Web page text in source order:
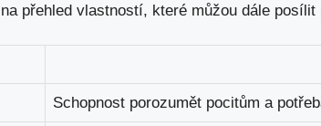
přehled vlastností, které můžou⁢ dále‍ posílit
Schopnost ‍porozumět ‍pocitům a